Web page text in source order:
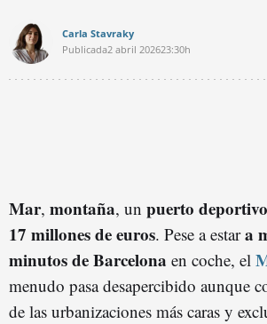
Carla Stavraky
Publicada2 abril 202623:30h
Mar, montaña, un puerto deportivo
17 millones de euros. Pese a estara
minutos de Barcelona en coche, el
menudo pasa desapercibido aunque
de las urbanizaciones más caras y